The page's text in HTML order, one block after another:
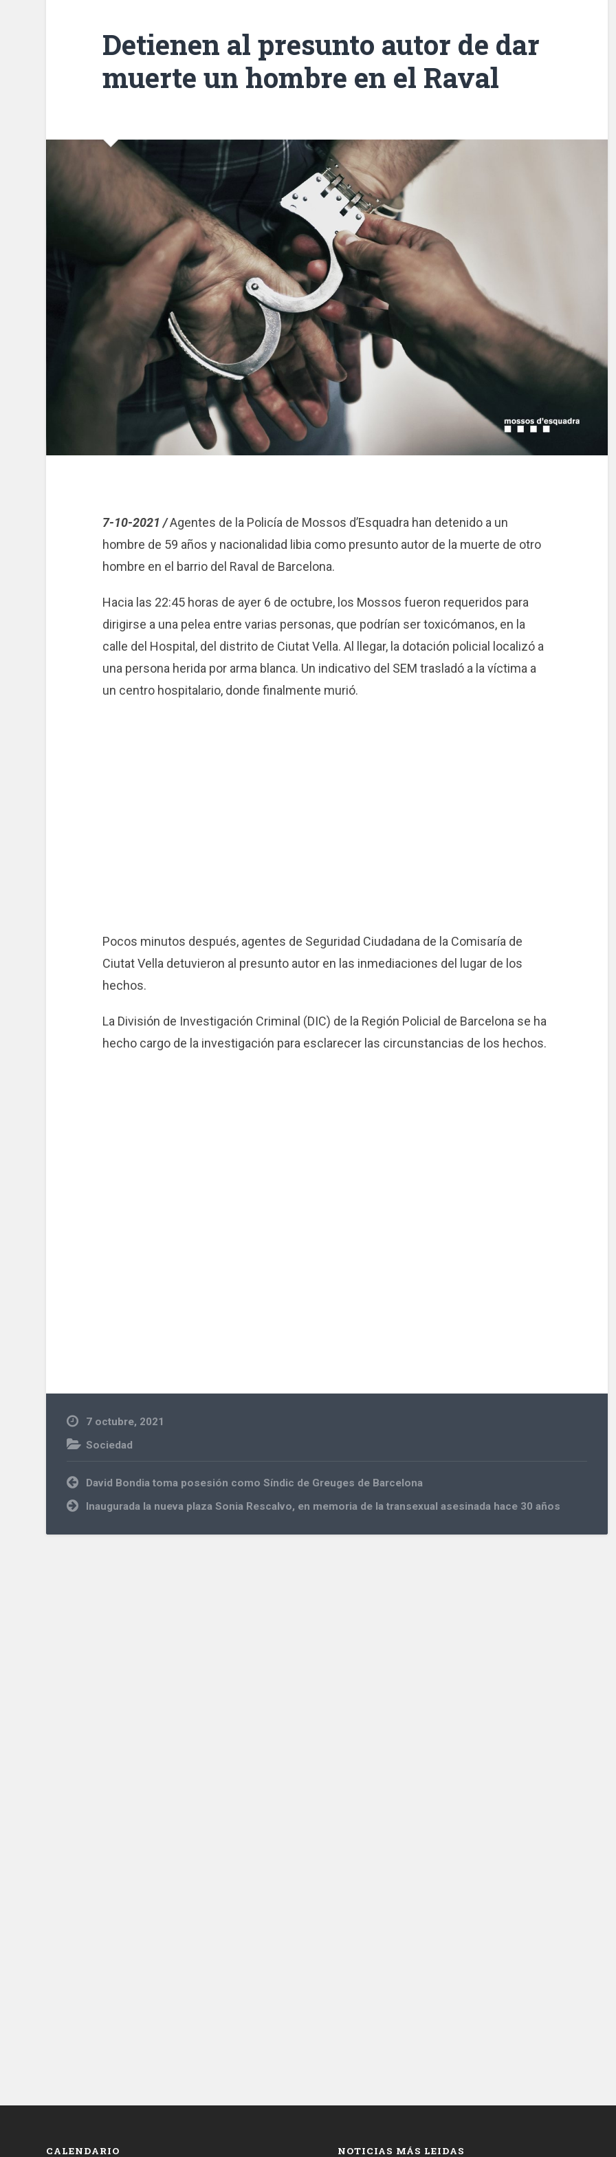
Detienen al presunto autor de dar
muerte un hombre en el Raval
7-10-2021 /Agentes de la Policía de Mossos d’Esquadra han detenido a un
hombre de 59 años y nacionalidad libia como presunto autor de la muerte de otro
hombre en el barrio del Raval de Barcelona.
Hacia las 22:45 horas de ayer 6 de octubre, los Mossos fueron requeridos para
dirigirse a una pelea entre varias personas, que podrían ser toxicómanos, en la
calle del Hospital, del distrito de Ciutat Vella. Al llegar, la dotación policial localizó a
una persona herida por arma blanca. Un indicativo del SEM trasladó a la víctima a
un centro hospitalario, donde finalmente murió.
Pocos minutos después, agentes de Seguridad Ciudadana de la Comisaría de
Ciutat Vella detuvieron al presunto autor en las inmediaciones del lugar de los
hechos.
La División de Investigación Criminal (DIC) de la Región Policial de Barcelona se ha
hecho cargo de la investigación para esclarecer las circunstancias de los hechos.
7 octubre, 2021
Sociedad
Navegación
de
entradas
David Bondia toma posesión como Síndic de Greuges de Barcelona
Inaugurada la nueva plaza Sonia Rescalvo, en memoria de la transexual asesinada hace 30 años
CALENDARIO NOTICIAS MÁS LEIDAS